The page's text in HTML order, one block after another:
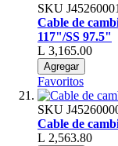
SKU
Cable de
117"/SS 97.5"
L 3,165.00
Agregar
Favoritos
SKU
Cable de
L 2,563.80